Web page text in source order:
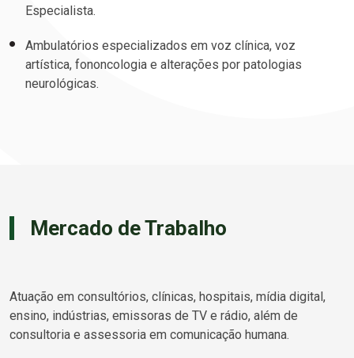
Especialista.
Ambulatórios especializados em voz clínica, voz
artística, fononcologia e alterações por patologias
neurológicas.
Mercado de Trabalho
Atuação em consultórios, clínicas, hospitais, mídia digital,
ensino, indústrias, emissoras de TV e rádio, além de
consultoria e assessoria em comunicação humana.